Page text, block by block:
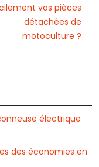
vos pièces
détachées de
motoculture ?
électrique
des économies en